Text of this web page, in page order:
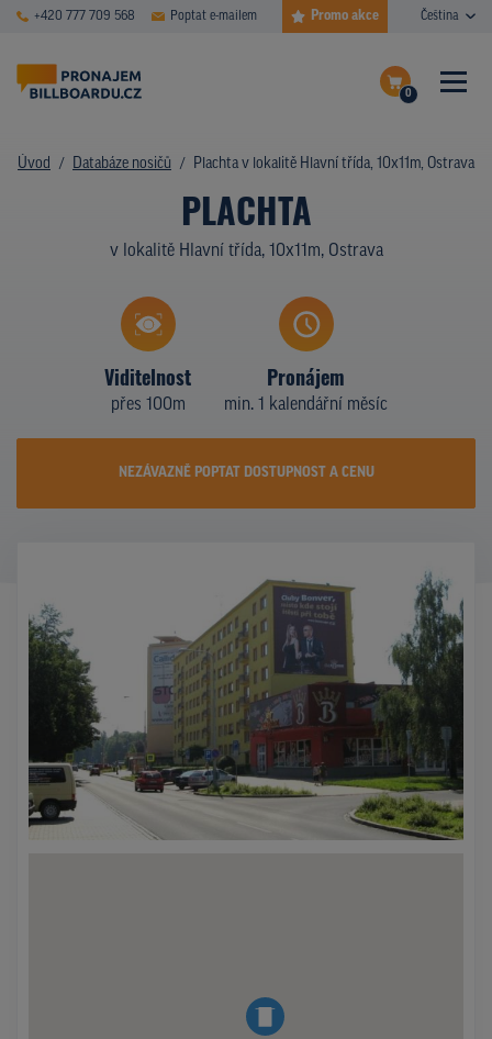
+420 777 709 568 Poptat e-mailem Promo akce Čeština
0
Dokončit poptávku
Zobrazit nosiče na mapě
ČASTÉ DOTAZY
DATABÁZE NOSIČŮ
PLOCHY V AKCI
Z PRAXE
KDO JSME
Úvod Databáze nosičů Plachta v lokalitě Hlavní třída, 10x11m, Ostrava
PLACHTA
v lokalitě Hlavní třída, 10x11m, Ostrava
Viditelnost
přes 100m
Pronájem
min. 1 kalendářní měsíc
NEZÁVAZNĚ POPTAT DOSTUPNOST A CENU